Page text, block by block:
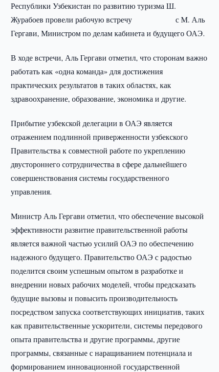
Республики Узбекистан по развитию туризма Ш.
Журабоев провели рабочую встречу с М. Аль
Гергави, Министром по делам кабинета и будущего ОАЭ.
В ходе встречи, Аль Гергави отметил, что сторонам важно
работать как «одна команда» для достижения
практических результатов в таких областях, как
здравоохранение, образование, экономика и другие.
Прибытие узбекской делегации в ОАЭ является
отражением подлинной приверженности узбекского
Правительства к совместной работе по укреплению
двустороннего сотрудничества в сфере дальнейшего
совершенствования системы государственного
управления.
Министр Аль Гергави отметил, что обеспечение высокой
эффективности развитие правительственной работы
является важной частью усилий ОАЭ по обеспечению
надежного будущего. Правительство ОАЭ с радостью
поделится своим успешным опытом в разработке и
внедрении новых рабочих моделей, чтобы предсказать
будущие вызовы и повысить производительность
посредством запуска соответствующих инициатив, таких
как правительственные ускорители, системы передового
опыта правительства и другие программы, другие
программы, связанные с наращиванием потенциала и
формированием инновационной государственной